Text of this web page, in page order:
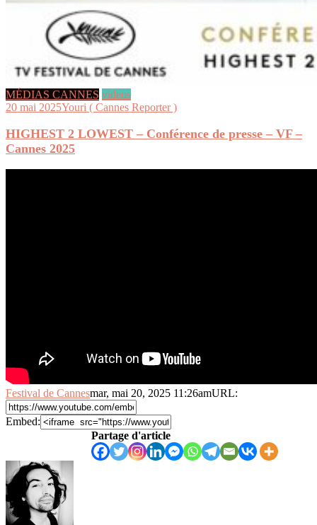
MÉDIAS CANNES videos
20 mai 2025Youri ( Cannes Reporter )
HIGHEST 2 LOWEST – Conférence de presse – VF –
Cannes 2025
Festival de Cannesmar, mai 20, 2025 11:26amURL:
Embed:
Partage d'article